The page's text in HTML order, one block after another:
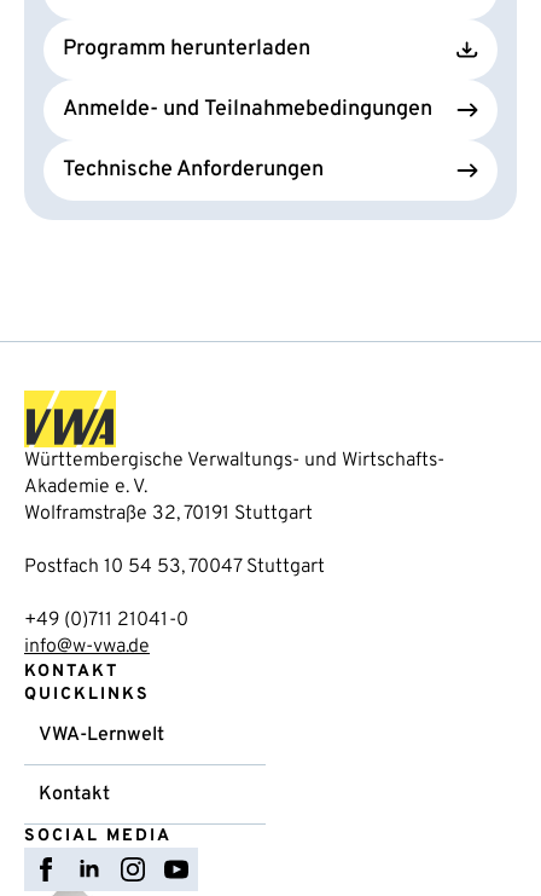
Programm herunterladen
Anmelde- und Teilnahmebedingungen
Technische Anforderungen
Württembergische Verwaltungs- und Wirtschafts-
Akademie e. V.
Wolframstraße 32, 70191 Stuttgart
Postfach 10 54 53, 70047 Stuttgart
+49 (0)711 21041-0
info@w-vwa.de
KONTAKT
QUICKLINKS
VWA-Lernwelt
Kontakt
SOCIAL MEDIA